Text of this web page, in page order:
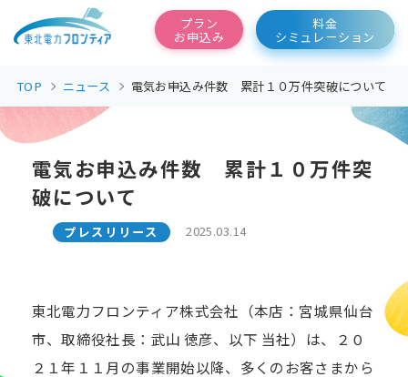
東北電力フロンティア
プラン
お申込み
料金
シミュレーション
TOP ニュース 電気お申込み件数 累計１０万件突破について
電気お申込み件数 累計１０万件突
破について
プレスリリース 2025.03.14
東北電力フロンティア株式会社（本店：宮城県仙台
市、取締役社長：武山 徳彦、以下 当社）は、２０
２１年１１月の事業開始以降、多くのお客さまから